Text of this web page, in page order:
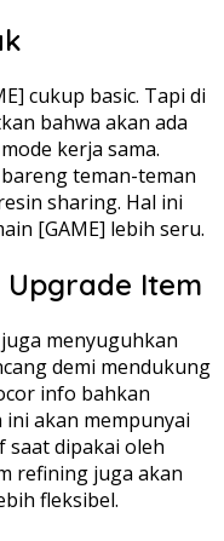
cukup basic. Tapi di
bahwa akan ada
kerja sama.
teman-teman
sharing. Hal ini
[GAME] lebih seru.
Upgrade Item
menyuguhkan
demi mendukung
info bahkan
akan mempunyai
saat dipakai oleh
refining juga akan
fleksibel.